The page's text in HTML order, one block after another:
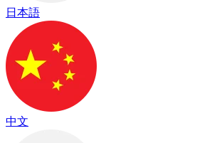
日本語
中文